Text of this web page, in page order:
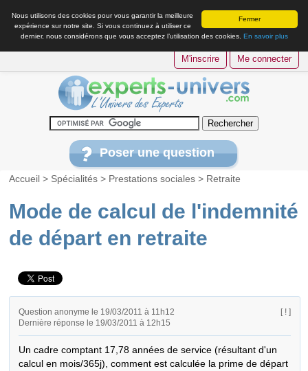
Fermer
Nous utilisons des cookies pour vous garantir la meilleure
expérience sur notre site. Si vous continuez à utiliser ce
dernier, nous considérons que vous acceptez l’utilisation des cookies. En savoir plus
M'inscrire Me connecter
Poser une question
Accueil > Spécialités > Prestations sociales > Retraite
Mode de calcul de l'indemnité
de départ en retraite
Question anonyme le 19/03/2011 à 11h12
Dernière réponse le 19/03/2011 à 12h15
[ ! ]
Un cadre comptant 17,78 années de service (résultant d'un
calcul en mois/365j), comment est calculée la prime de départ